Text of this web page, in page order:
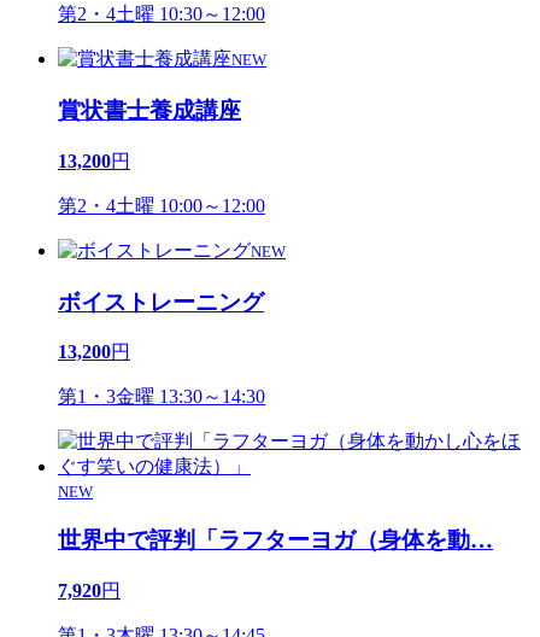
第2・4土曜 10:30～12:00
NEW
賞状書士養成講座
13,200円
第2・4土曜 10:00～12:00
NEW
ボイストレーニング
13,200円
第1・3金曜 13:30～14:30
NEW
世界中で評判「ラフターヨガ（身体を動…
7,920円